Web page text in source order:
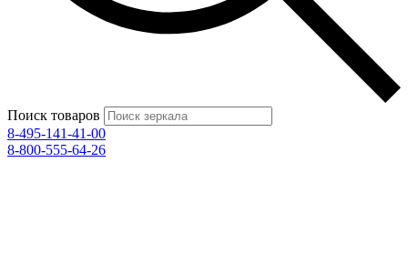
Поиск товаров
8-495-141-41-00
8-800-555-64-26